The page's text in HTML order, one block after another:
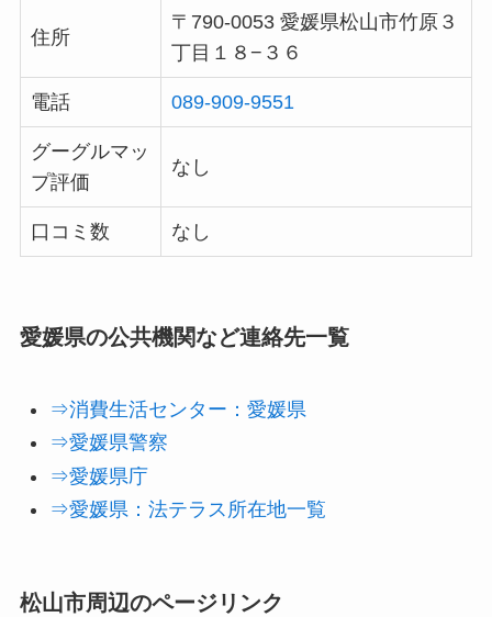
住所
〒790-0053 愛媛県松山市竹原３
丁目１８−３６
電話 089-909-9551
グーグルマッ
プ評価
なし
口コミ数 なし
愛媛県の公共機関など連絡先一覧
⇒消費生活センター：愛媛県
⇒愛媛県警察
⇒愛媛県庁
⇒愛媛県：法テラス所在地一覧
松山市周辺のページリンク